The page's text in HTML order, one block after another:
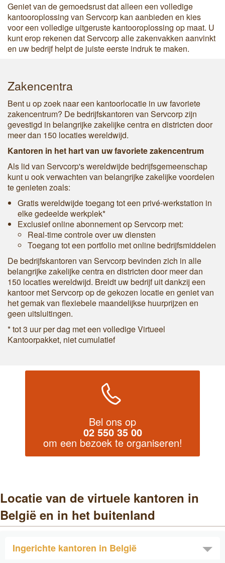
Geniet van de gemoedsrust dat alleen een volledige
kantooroplossing van Servcorp kan aanbieden en kies
voor een volledige uitgeruste kantooroplossing op maat. U
kunt erop rekenen dat Servcorp alle zakenvakken aanvinkt
en uw bedrijf helpt de juiste eerste indruk te maken.
Zakencentra
Bent u op zoek naar een kantoorlocatie in uw favoriete
zakencentrum? De bedrijfskantoren van Servcorp zijn
gevestigd in belangrijke zakelijke centra en districten door
meer dan 150 locaties wereldwijd.
Kantoren in het hart van uw favoriete zakencentrum
Als lid van Servcorp's wereldwijde bedrijfsgemeenschap
kunt u ook verwachten van belangrijke zakelijke voordelen
te genieten zoals:
Gratis wereldwijde toegang tot een privé-werkstation in
elke gedeelde werkplek*
Exclusief online abonnement op Servcorp met:
Real-time controle over uw diensten
Toegang tot een portfolio met online bedrijfsmiddelen
De bedrijfskantoren van Servcorp bevinden zich in alle
belangrijke zakelijke centra en districten door meer dan
150 locaties wereldwijd. Breidt uw bedrijf uit dankzij een
kantoor met Servcorp op de gekozen locatie en geniet van
het gemak van flexiebele maandelijkse huurprijzen en
geen uitsluitingen.
* tot 3 uur per dag met een volledige Virtueel
Kantoorpakket, niet cumulatief
Bel ons op
02 550 35 00
om een bezoek te organiseren!
Locatie van de virtuele kantoren in
België en in het buitenland
Ingerichte kantoren in België